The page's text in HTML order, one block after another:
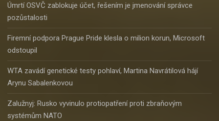
Úmrtí OSVČ zablokuje účet, řešením je jmenování správce
pozůstalosti
Firemní podpora Prague Pride klesla o milion korun, Microsoft
odstoupil
WTA zavádí genetické testy pohlaví, Martina Navrátilová hájí
Arynu Sabalenkovou
Zalužnyj: Rusko vyvinulo protiopatření proti zbraňovým
systémům NATO